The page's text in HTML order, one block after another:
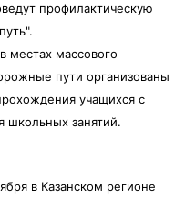
профилактическую
местах массового
пути организованы
учащихся с
школьных занятий.
в Казанском регионе